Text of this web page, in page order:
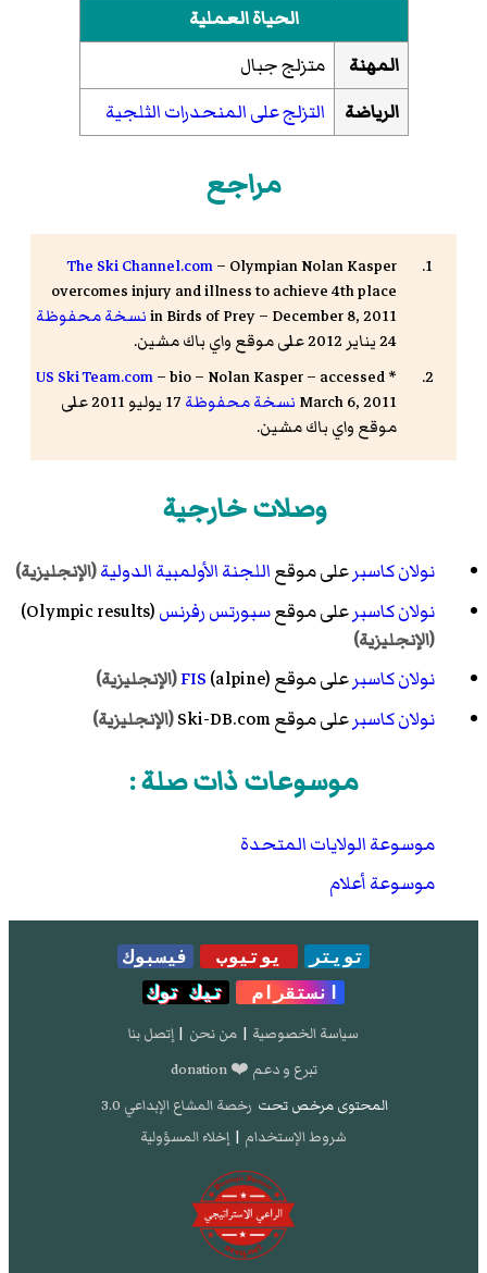
الحياة العملية
المهنة
متزلج جبال
الرياضة
التزلج على المنحدرات الثلجية
مراجع
The Ski Channel.com– Olympian Nolan Kasper
overcomes injury and illness to achieve 4th place
in Birds of Prey – December 8, 2011نسخة محفوظة
24 يناير 2012 على موقع واي باك مشين.
*
US Ski Team.com– bio – Nolan Kasper – accessed
March 6, 2011 نسخة محفوظة
17 يوليو 2011 على
موقع واي باك مشين.
وصلات خارجية
نولان كاسبرعلى موقعاللجنة الأولمبية الدولية(الإنجليزية)
نولان كاسبرعلى موقعسبورتس رفرنس(Olympic results)
(الإنجليزية)
نولان كاسبرعلى موقع FIS(alpine) (الإنجليزية)
نولان كاسبرعلى موقع Ski-DB.com (الإنجليزية)
موسوعات ذات صلة :
موسوعة الولايات المتحدة
موسوعة أعلام
تويتر يوتيوب
فيسبوك
انستقرام
تيك توك
سياسة الخصوصية | من نحن | إتصل بنا
تبرع و دعم ❤️ donation
المحتوى مرخص تحت رخصة المشاع الإبداعي 3.0
شروط الإستخدام | إخلاء المسؤولية